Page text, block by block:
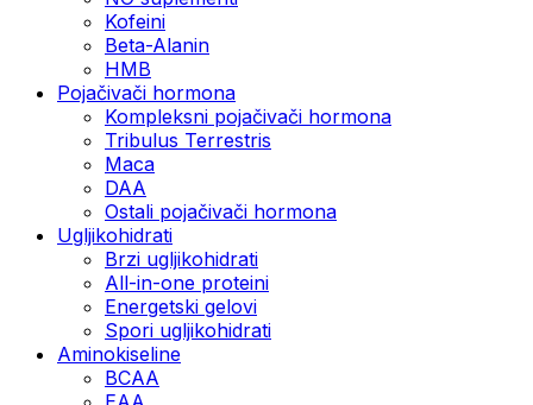
Kofeini
Beta-Alanin
HMB
Pojačivači hormona
Kompleksni pojačivači hormona
Tribulus Terrestris
Maca
DAA
Ostali pojačivači hormona
Ugljikohidrati
Brzi ugljikohidrati
All-in-one proteini
Energetski gelovi
Spori ugljikohidrati
Aminokiseline
BCAA